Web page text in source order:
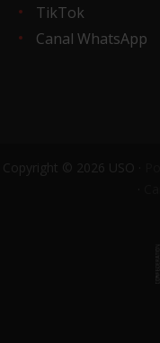
TikTok
Canal WhatsApp
Copyright © 2026 USO ·